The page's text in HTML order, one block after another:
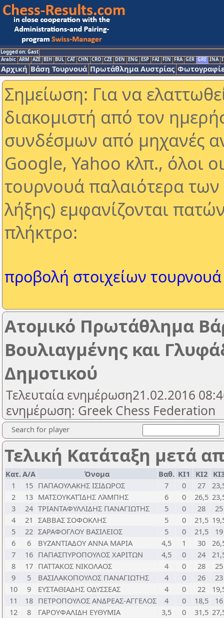
Logged on: Gast
Arabic ARM AZE BIH BUL CAT CHN CRO CZE DEN ENG ESP FAI FIN FRA GER GRE INA
Αρχική Βάση Τουρνουά Πρωτάθλημα Αυστρίας
Σημείωση: Για να
διακομιστή από τον
συνδέσμων από μηχανές
Google, Yahoo κλπ., όλοι
τουρνουά παλαιότερα
λήξης) εμφανίζονται
πλήκτρο:
προβολή στοιχείων τουρνουά
Ατομικό Πρωτάθλημα
Βουλιαγμένης και
Δημοτικού
Τελευταία ενημέρωση21.02.2016
ενημέρωση: Greek Chess Federation
Search for player
Τελική Κατάταξη μετά
Κατ.Α/Α Όνομα Βαθ. ΚΙ1 ΚΙ2
1
15 ΠΑΠΑΟΥΛΑΚΗΣ ΙΣΙΔΩΡΟΣ 7 0 27
2
13 ΜΑΤΣΟΥΚΑΤΊΔΗΣ ΛΆΜΠΗΣ 6 0 26,5
3
24 ΤΡΙΑΝΤΑΦΥΛΛΙΔΗΣ ΠΑΝΑΓΙΩΤΗΣ 5 0 28
25
4
21 ΣΑΒΒΑΣ ΣΟΦΟΚΛΗΣ 5 0 21,5
5
22 ΣΑΡΑΦΟΓΛΟΥ ΒΑΣΙΛΕΙΟΣ 5 0 21,5
19
6
6 ΒΥΖΑΝΤΙΑΔΟΥ ΑΝΝΑ ΜΑΡΙΑ 4,5 1 30
7
16 ΠΑΠΑΣΠΥΡΟΠΟΥΛΟΣ ΧΑΡΙΤΩΝ 4,5 0 24
8
17 ΠΑΤΤΑΚΟΣ ΝΙΚΟΛΑΟΣ 4 0 28
25
9
5 ΒΑΣΙΛΑΚΟΠΟΥΛΟΣ ΠΑΝΑΓΙΩΤΗΣ 4 0 26
23
10
9 ΕΥΣΤΑΘΙΑΔΗΣ ΟΔΥΣΣΕΑΣ 4 0 22
11
18 ΠΕΤΡΟΠΟΥΛΟΣ ΑΝΔΡΕΑΣ-ΑΓΓΕΛΟΣ 4 0 18,5
16
12
8 ΓΑΡΟΥΦΑΛΙΔΗ ΕΥΘΥΜΙΑ 3,5 0 31,5